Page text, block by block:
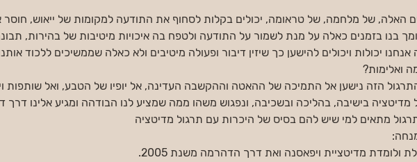
האלה, של מלחמה, של טראומה, יכולים בקלות לסחוף את התודעה למקומות של ייאוש, חוסר
בנו בזמנים כאלה על מנת לשמור על התודעה ולטפח בה איכויות מיטיבות של בהירות,
יכולות ויכולים להישען כך שיזין דיבור ופעולה מיטיבים ולא כאלה שממשיכים ללכוד
ואלימות?
הזה נישען אל התמיכה של ההאטה וההקשבה העדינה, אל יופיו של הטבע, ואל שותפות
מדיטציה בישיבה, בהליכה ובשכיבה, ונפגוש משהו ממה שמציע לנו הבודהה ומגיע אלינו דרך
מתאים למי שיש להם בסיס של היכרות עם תרגול מדיטציה
ולומדת מדיטציית ויפאסנה ואת דרך הדהרמה משנת 2005.